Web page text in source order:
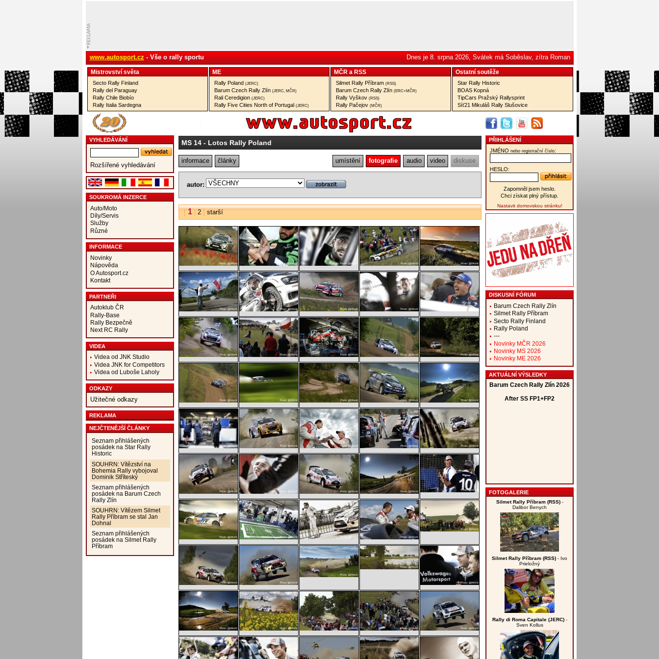
www.autosport.cz - Vše o rally sportu Dnes je 8. srpna 2026, Svátek má Soběslav, zítra Roman
Mistrovství­ světa
Secto Rally Finland
Rally del Paraguay
Rally Chile Biobío
Rally Italia Sardegna
ME
Rally Poland (JERC)
Barum Czech Rally Zlín (JERC, MČR)
Rali Ceredigion (JERC)
Rally Five Cities North of Portugal (JERC)
MČR a RSS
Silmet Rally Příbram (RSS)
Barum Czech Rally Zlín (ERC+MČR)
Rally Vyškov (RSS)
Rally Pačejov (MČR)
Ostatní­ soutěže
Star Rally Historic
BOAS Kopná
TipCars Pražský Rallysprint
Síť21 Mikuláš Rally Slušovice
VYHLEDÁVÁNÍ
Rozšířené vyhledávání
SOUKROMÁ INZERCE
Auto/Moto
Díly/Servis
Služby
Různé
INFORMACE
Novinky
Nápověda
O Autosport.cz
Kontakt
PARTNEŘI
Autoklub ČR
Rally-Base
Rally Bezpečně
Next RC Rally
VIDEA
Videa od JNK Studio
Videa JNK for Competitors
Videa od Luboše Laholy
ODKAZY
Užitečné odkazy
REKLAMA
NEJČTENĚJŠÍ ČLÁNKY
Seznam přihlášených
posádek na Star Rally
Historic
SOUHRN: Vítězství na
Bohemia Rally vybojoval
Dominik Stříteský
Seznam přihlášených
posádek na Barum Czech
Rally Zlín
SOUHRN: Vítězem Silmet
Rally Příbram se stal Jan
Dohnal
Seznam přihlášených
posádek na Silmet Rally
Příbram
MS 14- Lotos Rally Poland
informace články umístění fotografie audio video diskuse
autor:
[ 1| 2] starší
PŘIHLÁŠENÍ
JMÉNO nebo registrační číslo:
HESLO:
Zapomněl jsem heslo.
Chci získat plný přístup.
Nastavit domovskou stránku!
DISKUSNÍ FÓRUM
Barum Czech Rally Zlín
Silmet Rally Příbram
Secto Rally Finland
Rally Poland
---
Novinky MČR 2026
Novinky MS 2026
Novinky ME 2026
AKTUÁLNÍ VÝSLEDKY
FOTOGALERIE
Silmet Rally Příbram (RSS)-
Dalibor Benych
Silmet Rally Příbram (RSS) - Ivo
Prieložný
Rally di Roma Capitale (JERC)-
Sven Kollus